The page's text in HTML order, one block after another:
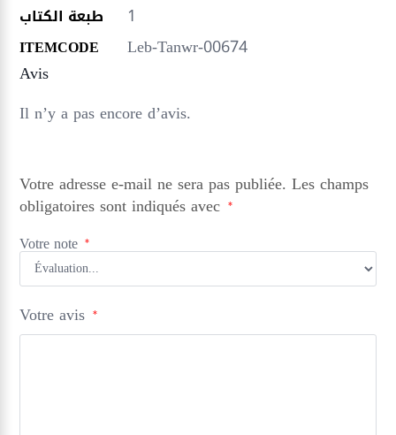
طبعة الكتاب 1
ITEMCODE
Leb-Tanwr-00674
Avis
Il n’y a pas encore d’avis.
Votre adresse e-mail ne sera pas publiée. Les champs
obligatoires sont indiqués avec *
Votre note *
Votre avis *